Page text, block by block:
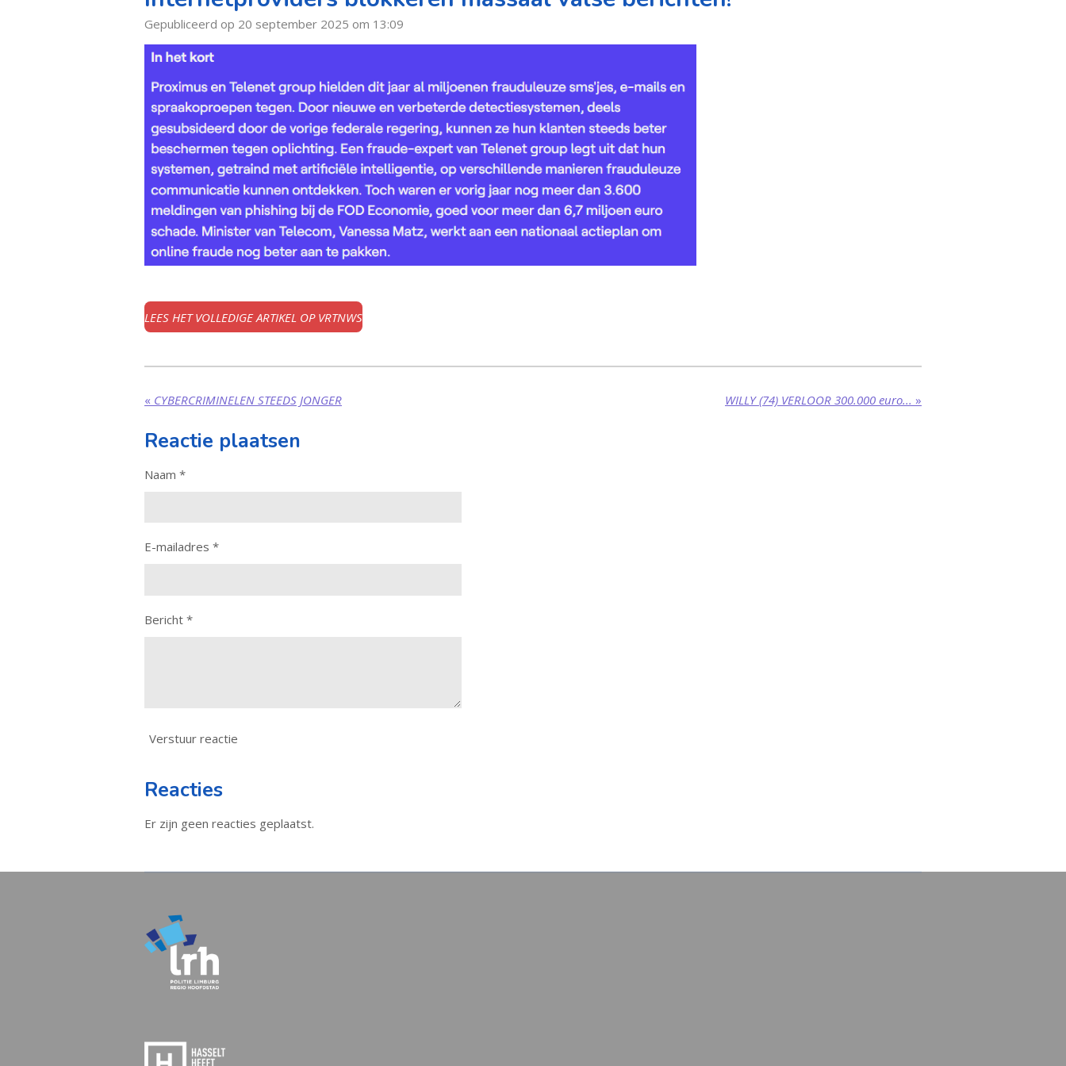
Gepubliceerd op 20 september 2025 om 13:09
LEES HET VOLLEDIGE ARTIKEL OP VRTNWS
« CYBERCRIMINELEN STEEDS JONGER WILLY (74) VERLOOR 300.000 euro... »
Reactie plaatsen
Naam *
E-mailadres *
Bericht *
Verstuur reactie
Reacties
Er zijn geen reacties geplaatst.